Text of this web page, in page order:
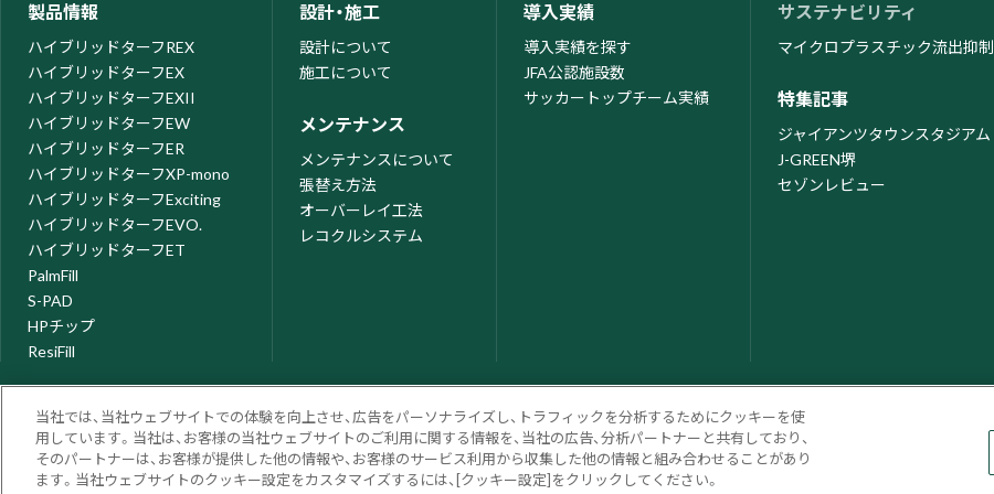
製品情報
ハイブリッドターフREX
ハイブリッドターフEX
ハイブリッドターフEXII
ハイブリッドターフEW
ハイブリッドターフER
ハイブリッドターフXP-mono
ハイブリッドターフExciting
ハイブリッドターフEVO.
ハイブリッドターフET
PalmFill
S-PAD
HPチップ
ResiFill
設計・施工
設計について
施工について
メンテナンス
メンテナンスについて
張替え方法
オーバーレイ工法
レコクルシステム
導入実績
導入実績を探す
JFA公認施設数
サッカートップチーム実績
サステナビリティ
マイクロプラスチック流出抑制
特集記事
ジャイアンツタウンスタジアム
J-GREEN堺
セゾンレビュー
© Sumitomo Rubber Industries, Ltd. All rights reserved.
当社では、当社ウェブサイトでの体験を向上させ、広告をパーソナライズし、トラフィックを分析するためにクッキーを使
用しています。当社は、お客様の当社ウェブサイトのご利用に関する情報を、当社の広告、分析パートナーと共有しており、
そのパートナーは、お客様が提供した他の情報や、お客様のサービス利用から収集した他の情報と組み合わせることがあり
ます。当社ウェブサイトのクッキー設定をカスタマイズするには、[クッキー設定]をクリックしてください。